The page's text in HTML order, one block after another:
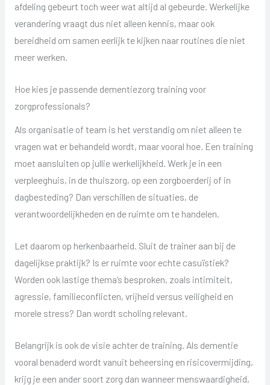
afdeling gebeurt toch weer wat altijd al gebeurde. Werkelijke
verandering vraagt dus niet alleen kennis, maar ook
bereidheid om samen eerlijk te kijken naar routines die niet
meer werken.
Hoe kies je passende dementiezorg training voor
zorgprofessionals?
Als organisatie of team is het verstandig om niet alleen te
vragen wat er behandeld wordt, maar vooral hoe. Een training
moet aansluiten op jullie werkelijkheid. Werk je in een
verpleeghuis, in de thuiszorg, op een zorgboerderij of in
dagbesteding? Dan verschillen de situaties, de
verantwoordelijkheden en de ruimte om te handelen.
Let daarom op herkenbaarheid. Sluit de trainer aan bij de
dagelijkse praktijk? Is er ruimte voor echte casuïstiek?
Worden ook lastige thema’s besproken, zoals intimiteit,
agressie, familieconflicten, vrijheid versus veiligheid en
morele stress? Dan wordt scholing relevant.
Belangrijk is ook de visie achter de training. Als dementie
vooral benaderd wordt vanuit beheersing en risicovermijding,
krijg je een ander soort zorg dan wanneer menswaardigheid,